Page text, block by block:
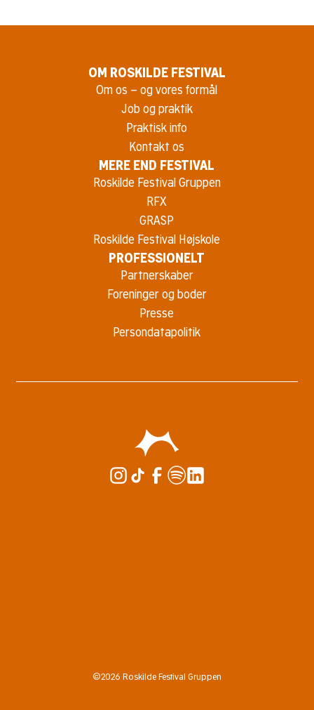
OM ROSKILDE FESTIVAL
Om os – og vores formål
Job og praktik
Praktisk info
Kontakt os
MERE END FESTIVAL
Roskilde Festival Gruppen
RFX
GRASP
Roskilde Festival Højskole
PROFESSIONELT
Partnerskaber
Foreninger og boder
Presse
Persondatapolitik
©2026 Roskilde Festival Gruppen